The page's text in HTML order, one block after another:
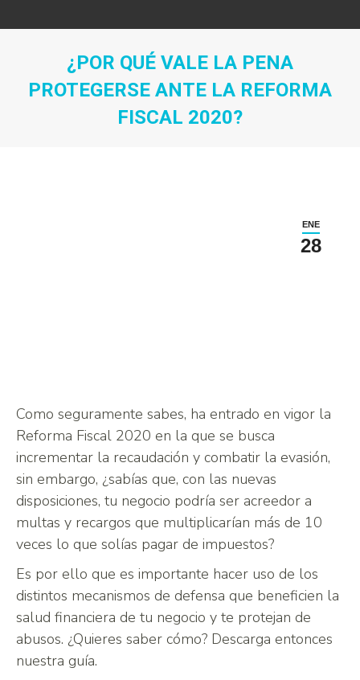
¿POR QUÉ VALE LA PENA
PROTEGERSE ANTE LA REFORMA
FISCAL 2020?
ENE
28
Como seguramente sabes, ha entrado en vigor la
Reforma Fiscal 2020 en la que se busca
incrementar la recaudación y combatir la evasión,
sin embargo, ¿sabías que, con las nuevas
disposiciones, tu negocio podría ser acreedor a
multas y recargos que multiplicarían más de 10
veces lo que solías pagar de impuestos?
Es por ello que es importante hacer uso de los
distintos mecanismos de defensa que beneficien la
salud financiera de tu negocio y te protejan de
abusos. ¿Quieres saber cómo? Descarga entonces
nuestra guía.